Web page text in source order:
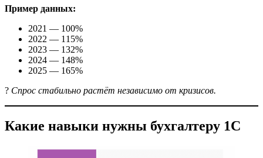
Пример данных:
2021 — 100%
2022 — 115%
2023 — 132%
2024 — 148%
2025 — 165%
? Спрос стабильно растёт независимо от кризисов.
Какие навыки нужны бухгалтеру 1С